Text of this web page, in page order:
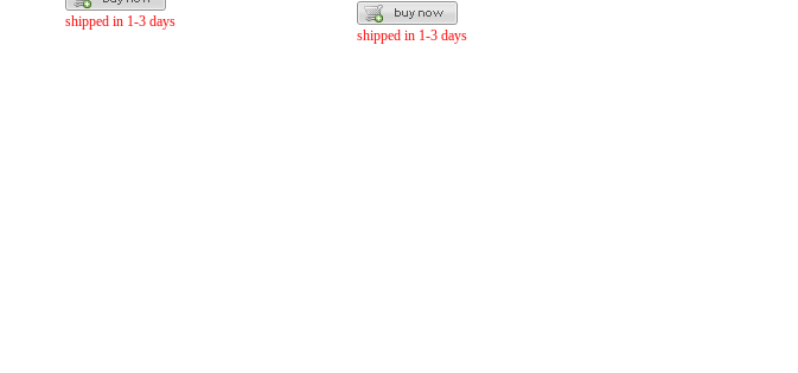
shipped in 1-3 days
shipped in 1-3 days